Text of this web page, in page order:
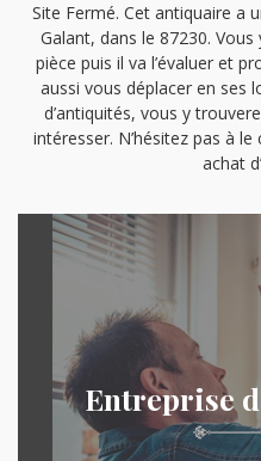
Site Fermé. Cet antiquaire a
Galant, dans le 87230.
pièce puis il va l’évaluer et
aussi vous déplacer en ses
d’antiquités, vous y
intéresser. N’hésitez pas à
achat
Entreprise